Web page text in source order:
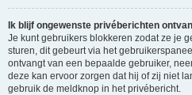
Ik blijf ongewenste privéberichten
Je kunt gebruikers blokkeren zodat ze je
sturen, dit gebeurt via het
ontvangt van een bepaalde gebruiker,
deze kan ervoor zorgen dat hij of zij niet
gebruik de meldknop in het privébericht.